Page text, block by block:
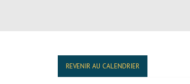
REVENIR AU CALENDRIER